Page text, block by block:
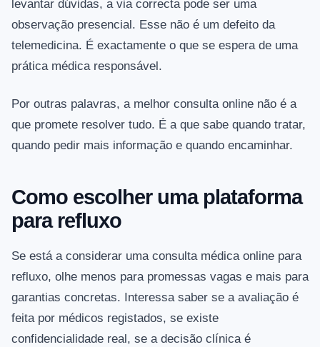
levantar dúvidas, a via correcta pode ser uma
observação presencial. Esse não é um defeito da
telemedicina. É exactamente o que se espera de uma
prática médica responsável.
Por outras palavras, a melhor consulta online não é a
que promete resolver tudo. É a que sabe quando tratar,
quando pedir mais informação e quando encaminhar.
Como escolher uma plataforma
para refluxo
Se está a considerar uma consulta médica online para
refluxo, olhe menos para promessas vagas e mais para
garantias concretas. Interessa saber se a avaliação é
feita por médicos registados, se existe
confidencialidade real, se a decisão clínica é